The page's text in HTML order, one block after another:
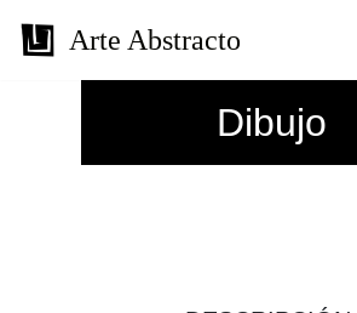
Arte Abstracto
Dibujo